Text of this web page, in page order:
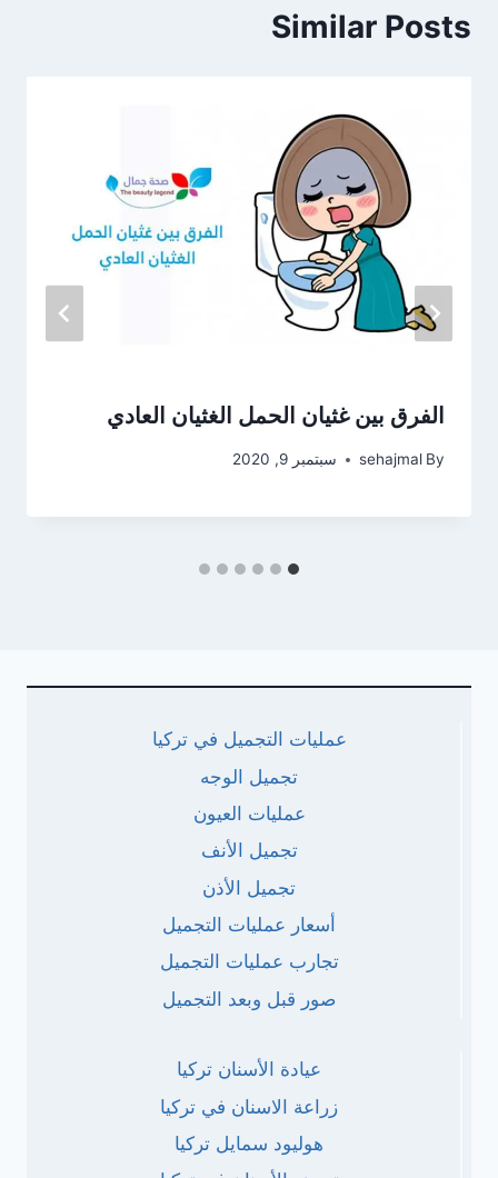
Similar Posts
الفرق بين غثيان الحمل الغثيان العادي
By
sehajmal سبتمبر 9, 2020
عمليات التجميل في تركيا
تجميل الوجه
عمليات العيون
تجميل الأنف
تجميل الأذن
أسعار عمليات التجميل
تجارب عمليات التجميل
صور قبل وبعد التجميل
عيادة الأسنان تركيا
زراعة الاسنان في تركيا
هوليود سمايل تركيا